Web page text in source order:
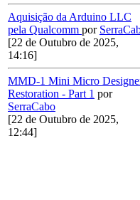
Aquisição da Arduino LLC
pela Qualcomm por
[22 de Outubro de 2025,
14:16]
MMD-1 Mini Micro
Restoration - Part 1 por
SerraCabo
[22 de Outubro de 2025,
12:44]